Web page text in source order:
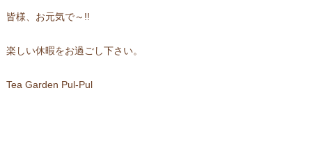
皆様、お元気で～!!
楽しい休暇をお過ごし下さい。
Tea Garden Pul-Pul